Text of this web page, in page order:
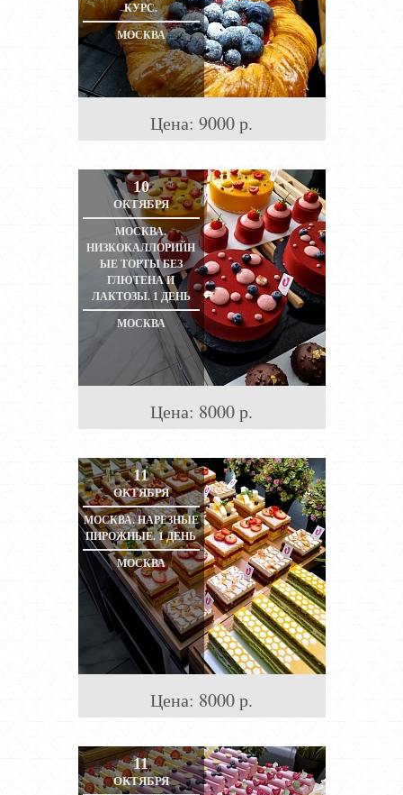
КУРС.
МОСКВА
Цена: 9000р.
10
ОКТЯБРЯ
МОСКВА.
НИЗКОКАЛЛОРИЙН
ЫЕ ТОРТЫ БЕЗ
ГЛЮТЕНА И
ЛАКТОЗЫ. 1 ДЕНЬ
МОСКВА
Цена: 8000р.
11
ОКТЯБРЯ
МОСКВА. НАРЕЗНЫЕ
ПИРОЖНЫЕ. 1 ДЕНЬ
МОСКВА
Цена: 8000р.
11
ОКТЯБРЯ